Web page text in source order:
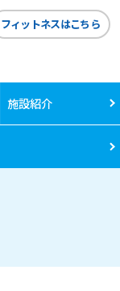
フィットネスはこちら
施設紹介